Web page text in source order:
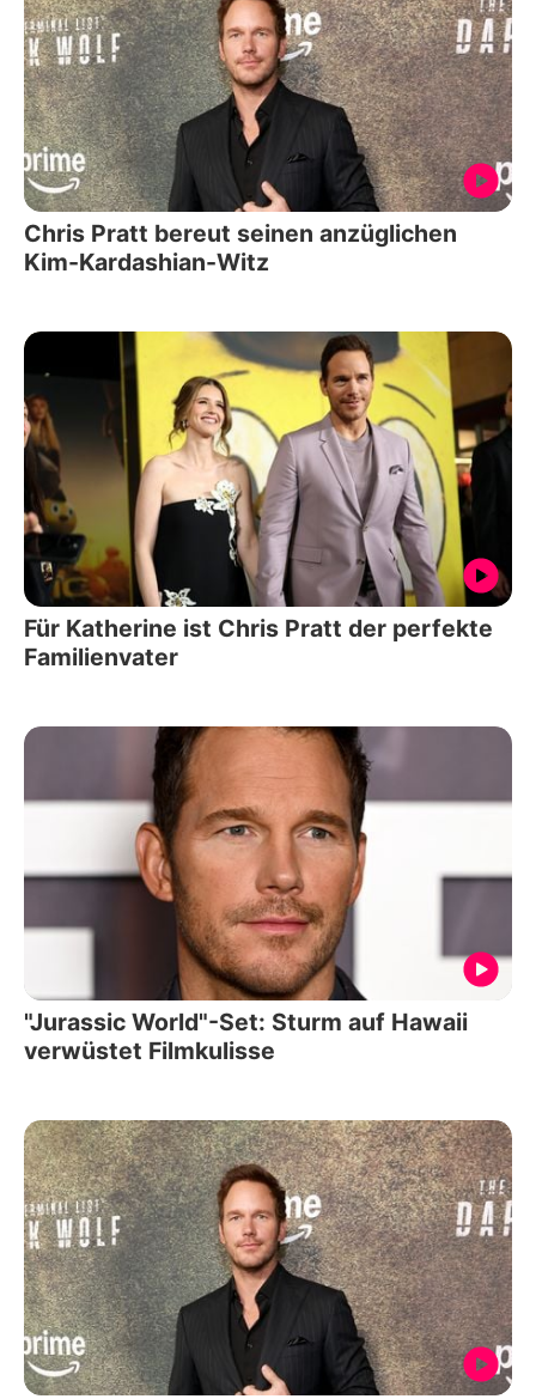
Chris Pratt bereut seinen anzüglichen
Kim-Kardashian-Witz
Für Katherine ist Chris Pratt der perfekte
Familienvater
"Jurassic World"-Set: Sturm auf Hawaii
verwüstet Filmkulisse